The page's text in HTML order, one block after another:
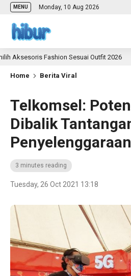
MENU Monday, 10 Aug 2026
Fashion Sesuai Outfit 2026
Home Berita Viral
Telkomsel:
Dibalik
3 minutes reading
Tuesday, 26 Oct 2021 13:18